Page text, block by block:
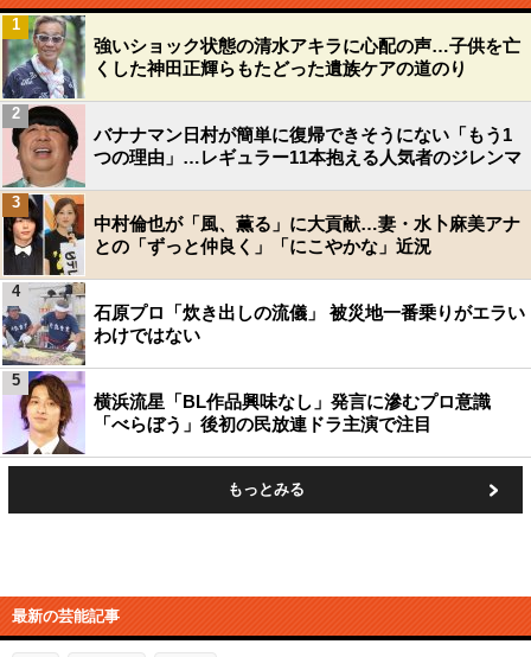
強いショック状態の清水アキラに心配の声…子供を亡
くした神田正輝らもたどった遺族ケアの道のり
1
バナナマン日村が簡単に復帰できそうにない「もう1
つの理由」…レギュラー11本抱える人気者のジレンマ
2
中村倫也が「風、薫る」に大貢献…妻・水卜麻美アナ
との「ずっと仲良く」「にこやかな」近況
3
石原プロ「炊き出しの流儀」 被災地一番乗りがエラい
わけではない
4
横浜流星「BL作品興味なし」発言に滲むプロ意識
「べらぼう」後初の民放連ドラ主演で注目
5
もっとみる
最新の芸能記事